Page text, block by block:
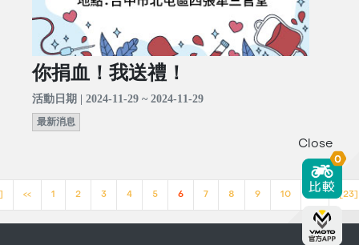
你捐血！我送禮！
活動日期 | 2024-11-29 ~ 2024-11-29
最新消息
<< 1 2 3 4 5 6 7 8 9 10 >> [23]
Close
0